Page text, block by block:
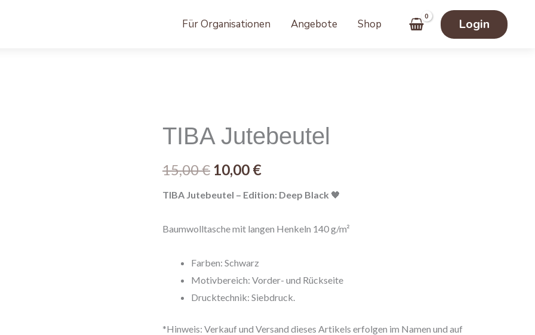
Für Organisationen Angebote Shop Login
TIBA Jutebeutel
15,00€
Preis
15,00 €
10,00 €
Preis
10,00 €.
TIBA Jutebeutel – Edition: Deep Black 🖤
Baumwolltasche mit langen Henkeln 140 g/m²
Farben: Schwarz
Motivbereich: Vorder- und Rückseite
Drucktechnik: Siebdruck.
*Hinweis: Verkauf und Versand dieses Artikels erfolgen im Namen und auf
Menge